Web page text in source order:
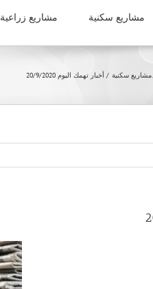
مشاريع سكنية مشاريع زراعية
مشاريع سكنية أخبار تهمك اليوم 20/9/2020